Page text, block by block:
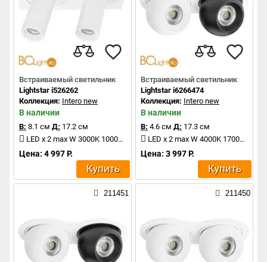
Встраиваемый светильник
Lightstar i526262
Коллекция: Intero new
В наличии
В: 8.1 см Д: 17.2 см
LED x 2 max W 3000K 1000Lm
Цена: 4 997 Р.
Купить
Встраиваемый светильник
Lightstar i6266474
Коллекция: Intero new
В наличии
В: 4.6 см Д: 17.3 см
LED x 2 max W 4000K 1700Lm
Цена: 3 997 Р.
Купить
211451 211450